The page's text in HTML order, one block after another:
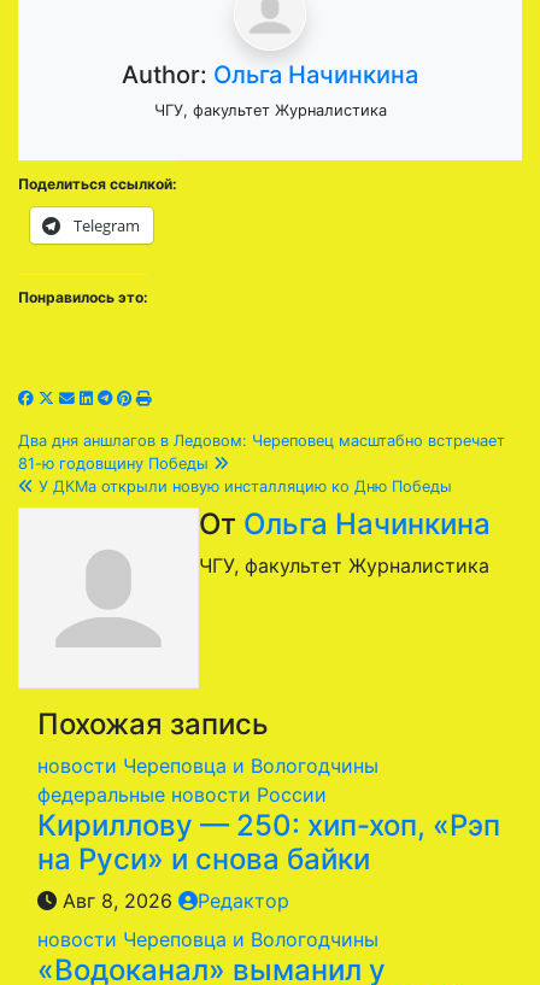
Author: Ольга Начинкина
ЧГУ, факультет Журналистика
Поделиться ссылкой:
Telegram
Понравилось это:
Навигация
по
записям
Два дня аншлагов в Ледовом: Череповец масштабно встречает
81-ю годовщину Победы
У ДКМа открыли новую инсталляцию ко Дню Победы
От Ольга Начинкина
ЧГУ, факультет Журналистика
Похожая запись
новости Череповца и Вологодчины
федеральные новости России
Кириллову — 250: хип-хоп, «Рэп
на Руси» и снова байки
Авг 8, 2026
Редактор
новости Череповца и Вологодчины
«Водоканал» выманил у